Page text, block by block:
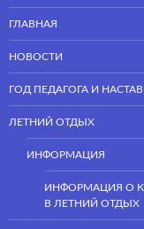
ГЛАВНАЯ
НОВОСТИ
ГОД ПЕДАГОГА И
ЛЕТНИЙ ОТДЫХ
ИНФОРМАЦИЯ
ИНФОРМАЦИЯ О
В ЛЕТНИЙ ОТДЫХ